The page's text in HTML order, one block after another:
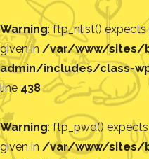
Warning: ftp_nlist()
given in /var/www/sites/
admin/includes/class-
line 438
Warning: ftp_pwd()
given in /var/www/sites/